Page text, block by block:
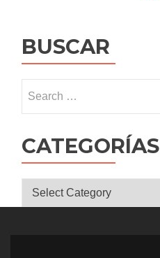
BUSCAR
for:
CATEGORÍAS
CATEGORÍAS